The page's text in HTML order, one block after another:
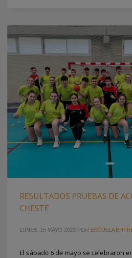
RESULTADOS PRUEBAS DE
CHESTE
LUNES, 15 MAYO 2023 POR ESCUELA
El sábado 6 de mayo se celebraron